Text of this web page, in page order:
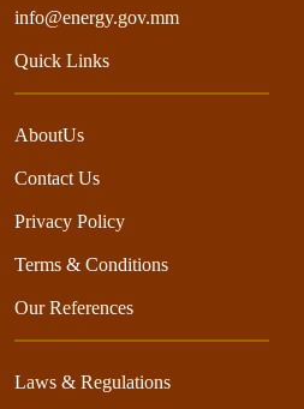
info@energy.gov.mm
Quick Links
AboutUs
Contact Us
Privacy Policy
Terms & Conditions
Our References
Laws & Regulations